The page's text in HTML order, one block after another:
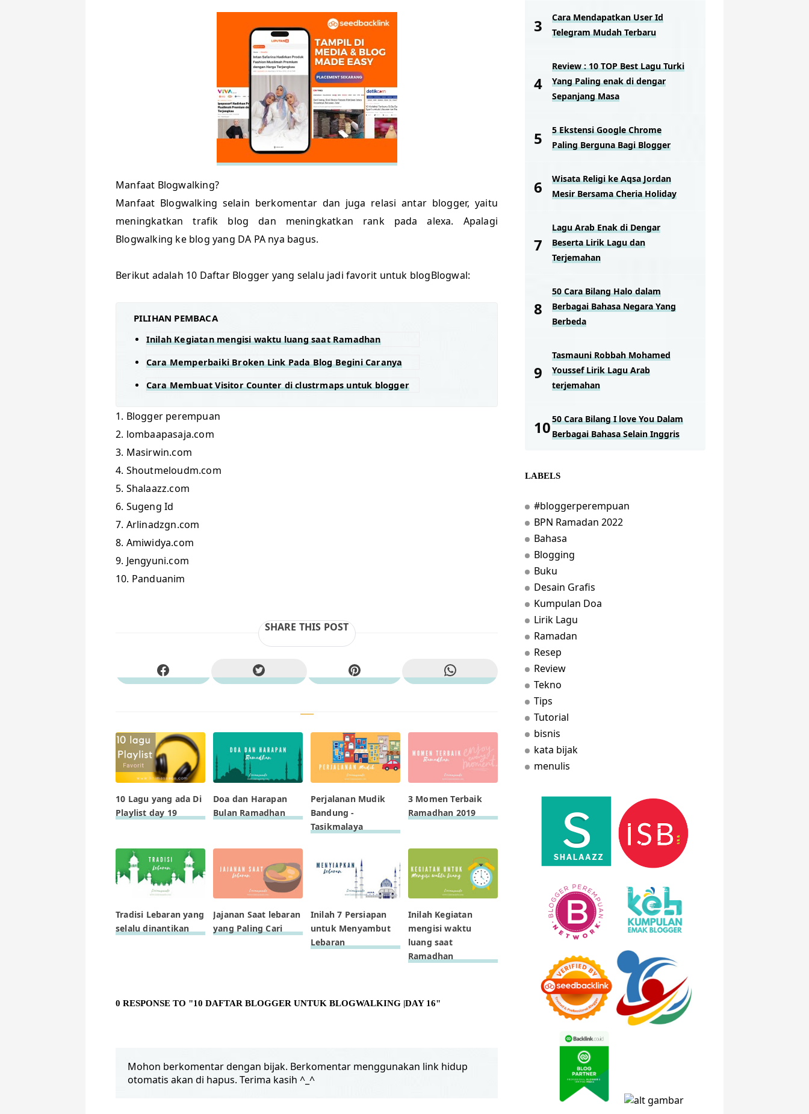
Manfaat Blogwalking?
Manfaat Blogwalking selain berkomentar dan juga relasi antar blogger, yaitu
meningkatkan trafik blog dan meningkatkan rank pada alexa. Apalagi
Blogwalking ke blog yang DA PA nya bagus.
Berikut adalah 10 Daftar Blogger yang selalu jadi favorit untuk blogBlogwal:
PILIHAN PEMBACA
Inilah Kegiatan mengisi waktu luang saat Ramadhan
Cara Memperbaiki Broken Link Pada Blog Begini Caranya
Cara Membuat Visitor Counter di clustrmaps untuk blogger
1. Blogger perempuan
2. lombaapasaja.com
3. Masirwin.com
4. Shoutmeloudm.com
5. Shalaazz.com
6. Sugeng Id
7. Arlinadzgn.com
8. Amiwidya.com
9. Jengyuni.com
10. Panduanim
SHARE THIS POST
10 Lagu yang ada Di
Playlist day 19
Doa dan Harapan
Bulan Ramadhan
Perjalanan Mudik
Bandung -
Tasikmalaya
3 Momen Terbaik
Ramadhan 2019
Tradisi Lebaran yang
selalu dinantikan
Jajanan Saat lebaran
yang Paling Cari
Inilah 7 Persiapan
untuk Menyambut
Lebaran
Inilah Kegiatan
mengisi waktu
luang saat
Ramadhan
0 RESPONSE TO "10 DAFTAR BLOGGER UNTUK BLOGWALKING |DAY 16"
Mohon berkomentar dengan bijak. Berkomentar menggunakan link hidup
otomatis akan di hapus. Terima kasih ^_^
Cara Mendapatkan User Id
Telegram Mudah Terbaru
Review : 10 TOP Best Lagu Turki
Yang Paling enak di dengar
Sepanjang Masa
5 Ekstensi Google Chrome
Paling Berguna Bagi Blogger
Wisata Religi ke Aqsa Jordan
Mesir Bersama Cheria Holiday
Lagu Arab Enak di Dengar
Beserta Lirik Lagu dan
Terjemahan
50 Cara Bilang Halo dalam
Berbagai Bahasa Negara Yang
Berbeda
Tasmauni Robbah Mohamed
Youssef Lirik Lagu Arab
terjemahan
50 Cara Bilang I love You Dalam
Berbagai Bahasa Selain Inggris
LABELS
#bloggerperempuan
BPN Ramadan 2022
Bahasa
Blogging
Buku
Desain Grafis
Kumpulan Doa
Lirik Lagu
Ramadan
Resep
Review
Tekno
Tips
Tutorial
bisnis
kata bijak
menulis